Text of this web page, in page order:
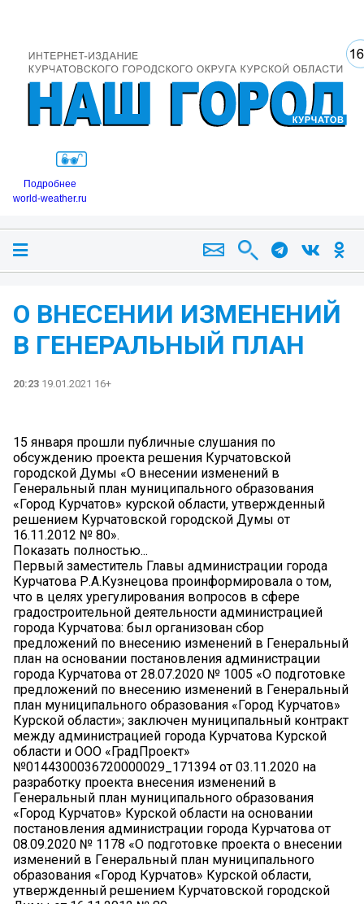
Подробнее
world-weather.ru
О ВНЕСЕНИИ ИЗМЕНЕНИЙ
В ГЕНЕРАЛЬНЫЙ ПЛАН
20:23 19.01.2021 16+
15 января прошли публичные слушания по
обсуждению проекта решения Курчатовской
городской Думы «О внесении изменений в
Генеральный план муниципального образования
«Город Курчатов» курской области, утвержденный
решением Курчатовской городской Думы от
16.11.2012 № 80».
Показать полностью...
Первый заместитель Главы администрации города
Курчатова Р.А.Кузнецова проинформировала о том,
что в целях урегулирования вопросов в сфере
градостроительной деятельности администрацией
города Курчатова: был организован сбор
предложений по внесению изменений в Генеральный
план на основании постановления администрации
города Курчатова от 28.07.2020 № 1005 «О подготовке
предложений по внесению изменений в Генеральный
план муниципального образования «Город Курчатов»
Курской области»; заключен муниципальный контракт
между администрацией города Курчатова Курской
области и ООО «ГрадПроект»
№0144300036720000029_171394 от 03.11.2020 на
разработку проекта внесения изменений в
Генеральный план муниципального образования
«Город Курчатов» Курской области на основании
постановления администрации города Курчатова от
08.09.2020 № 1178 «О подготовке проекта о внесении
изменений в Генеральный план муниципального
образования «Город Курчатов» Курской области,
утвержденный решением Курчатовской городской